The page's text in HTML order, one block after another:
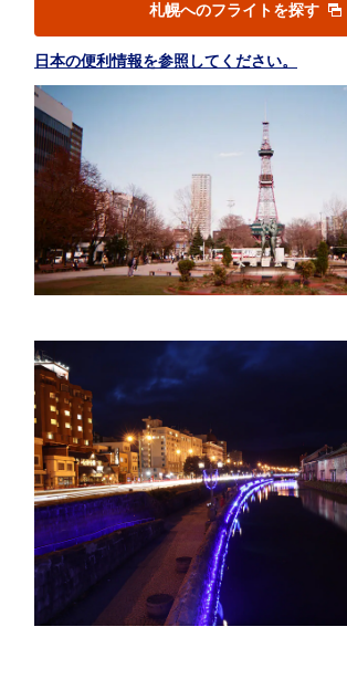
札幌へのフライトを探す
日本の便利情報を参照してください。